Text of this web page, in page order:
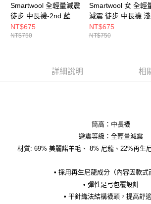
Smartwool 全輕量減震
徒步 中長襪-2nd 藍
NT$675
NT$750
Smartwool 女 全輕
減震 徒步 中長襪 淺
綠
NT$675
NT$750
詳細說明 相
筒高：中長襪
避震等級：全輕量減震
材質: 69% 美麗諾羊毛、 8% 尼龍、22%再生
• 採用再生尼龍成分（內容因款式
• 彈性足弓包覆設計
• 平針織法結構襪頭，提高舒